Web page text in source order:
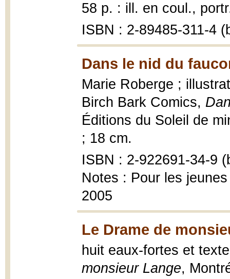
58 p. : ill. en coul.,
ISBN : 2-89485-311-4
Dans le nid du
Marie Roberge ;
Birch Bark Comics,
Éditions du Soleil de
; 18 cm.
ISBN : 2-922691-34-9
Notes : Pour les
2005
Le Drame de
huit eaux-fortes et
monsieur Lange,